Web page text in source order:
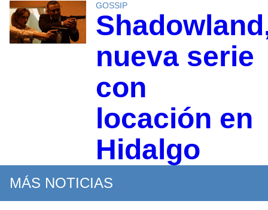
GOSSIP
nueva serie
con
locación en
Hidalgo
MÁS NOTICIAS